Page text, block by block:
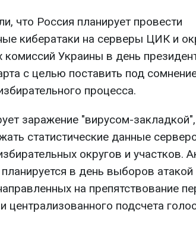
что Россия планирует провести
кибератаки на серверы ЦИК и
комиссий Украины в день
с целью поставить под
процесса.
заражение "вирусом-
статистические данные
округов и участков.
в день выборов
на препятствование
централизованного подсчета